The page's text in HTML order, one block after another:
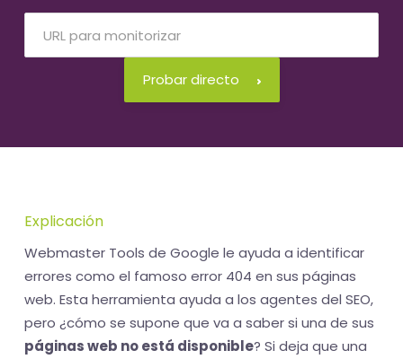
Probar directo
Explicación
Webmaster Tools de Google le ayuda a identificar
errores como el famoso error 404 en sus páginas
web. Esta herramienta ayuda a los agentes del SEO,
pero ¿cómo se supone que va a saber si una de sus
páginas web no está disponible? Si deja que una